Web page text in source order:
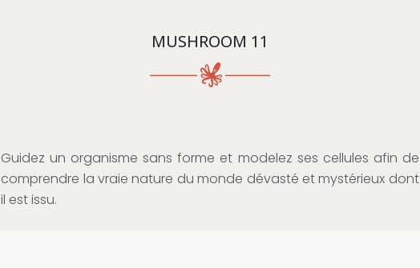
MUSHROOM 11
Guidez un organisme sans forme et modelez ses cellules afin de
comprendre la vraie nature du monde dévasté et mystérieux dont
il est issu.